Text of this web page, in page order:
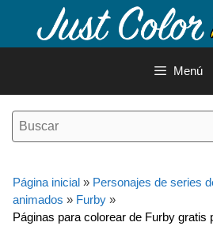
contenido
Menú
Página inicial » Personajes de series
animados » Furby »
Páginas para colorear de Furby gratis